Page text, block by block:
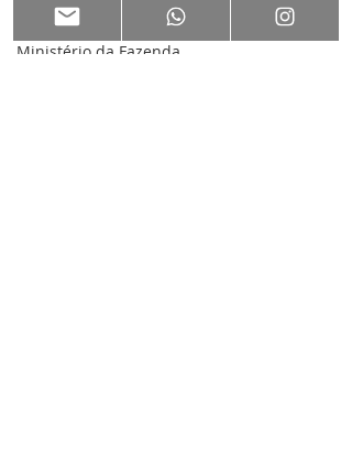
Câmara dos Deputados
Ministério da Fazenda